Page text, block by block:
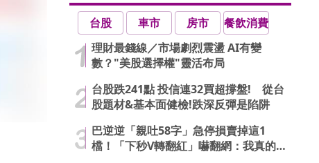
台股 車市 房市
餐飲消費
理財最錢線／市場劇烈震盪 AI有變
數？"美股選擇權"靈活布局
台股跌241點 投信連32買超撐盤! 從台
股題材&基本面健檢!跌深反彈是陷阱
巴逆逆「親吐58字」急停損賣掉這1
檔！「下秒V轉翻紅」嚇翻網：我真的